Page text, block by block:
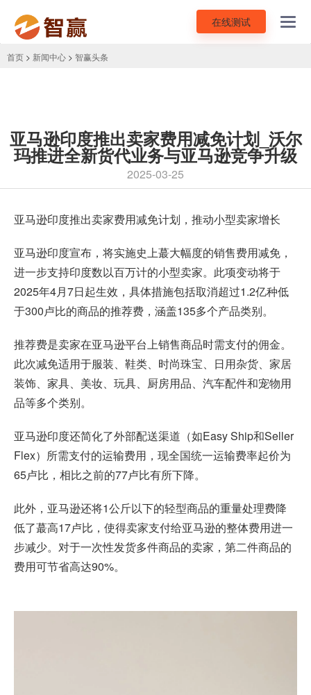
在线测试
首页 > 新闻中心 > 智赢头条
亚马逊印度推出卖家费用减免计划_沃尔
玛推进全新货代业务与亚马逊竞争升级
2025-03-25
亚马逊印度推出卖家费用减免计划，推动小型卖家增长
亚马逊印度宣布，将实施史上蕞大幅度的销售费用减免，
进一步支持印度数以百万计的小型卖家。此项变动将于
2025年4月7日起生效，具体措施包括取消超过1.2亿种低
于300卢比的商品的推荐费，涵盖135多个产品类别。
推荐费是卖家在亚马逊平台上销售商品时需支付的佣金。
此次减免适用于服装、鞋类、时尚珠宝、日用杂货、家居
装饰、家具、美妆、玩具、厨房用品、汽车配件和宠物用
品等多个类别。
亚马逊印度还简化了外部配送渠道（如Easy Ship和Seller
Flex）所需支付的运输费用，现全国统一运输费率起价为
65卢比，相比之前的77卢比有所下降。
此外，亚马逊还将1公斤以下的轻型商品的重量处理费降
低了蕞高17卢比，使得卖家支付给亚马逊的整体费用进一
步减少。对于一次性发货多件商品的卖家，第二件商品的
费用可节省高达90%。